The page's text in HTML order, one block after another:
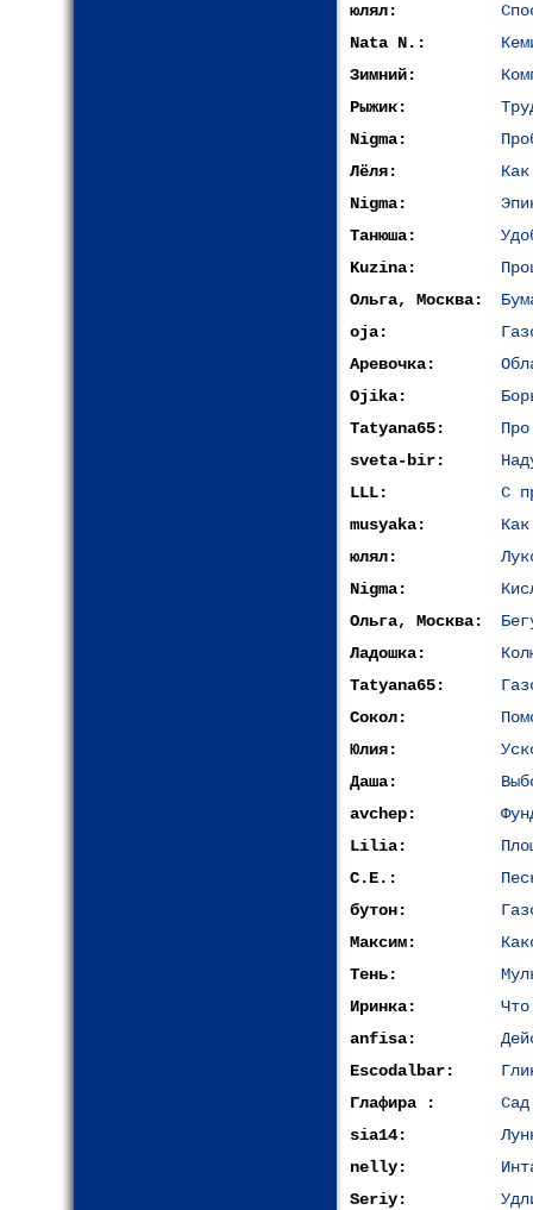
юлял:
Nata N.:
Зимний:
Рыжик:
Nigma:
Лёля:
Nigma:
Танюша:
Kuzina:
Ольга, Москва:
oja:
Аревочка:
Ojika:
Tatyana65:
sveta-bir:
LLL:
С
musyaka:
юлял:
Nigma:
Ольга, Москва:
Ладошка:
Tatyana65:
Сокол:
Юлия:
Даша:
avchep:
Lilia:
С.Е.:
бутон:
Максим:
Тень:
Иринка:
anfisa:
Escodalbar:
Глафира :
sia14:
nelly:
Seriy: